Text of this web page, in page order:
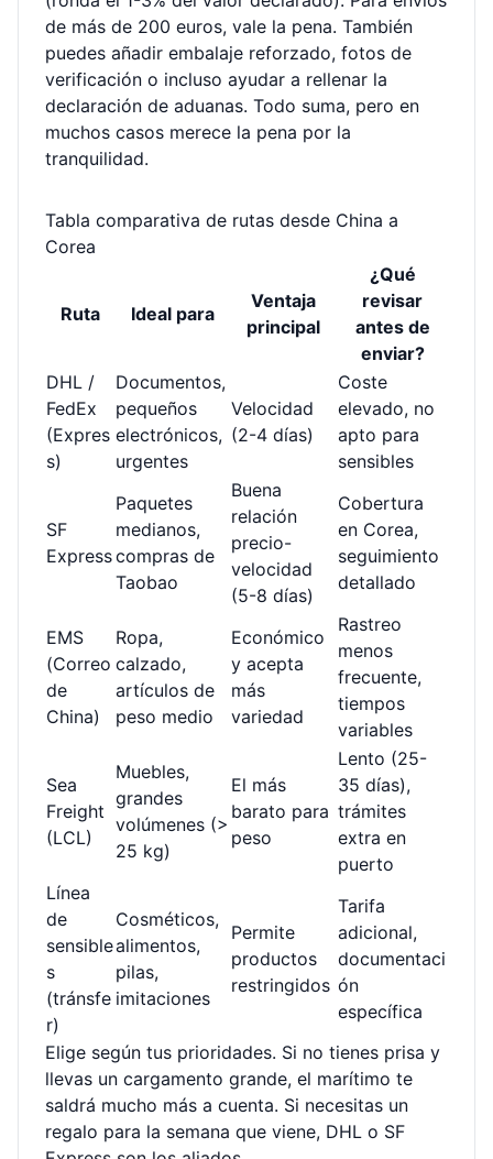
de más de 200 euros, vale la pena. También
puedes añadir embalaje reforzado, fotos de
verificación o incluso ayudar a rellenar la
declaración de aduanas. Todo suma, pero en
muchos casos merece la pena por la
tranquilidad.
Tabla comparativa de rutas desde China a
Corea
Ruta Ideal para
Ventaja
principal
¿Qué
revisar
antes de
enviar?
DHL /
FedEx
(Expres
s)
Documentos,
pequeños
electrónicos,
urgentes
Velocidad
(2-4 días)
Coste
elevado, no
apto para
sensibles
SF
Express
Paquetes
medianos,
compras de
Taobao
Buena
relación
precio-
velocidad
(5-8 días)
Cobertura
en Corea,
seguimiento
detallado
EMS
(Correo
de
China)
Ropa,
calzado,
artículos de
peso medio
Económico
y acepta
más
variedad
Rastreo
menos
frecuente,
tiempos
variables
Sea
Freight
(LCL)
Muebles,
grandes
volúmenes (>
25 kg)
El más
barato para
peso
Lento (25-
35 días),
trámites
extra en
puerto
Línea
de
sensible
s
(tránsfe
r)
Cosméticos,
alimentos,
pilas,
imitaciones
Permite
productos
restringidos
Tarifa
adicional,
documentaci
ón
específica
Elige según tus prioridades. Si no tienes prisa y
llevas un cargamento grande, el marítimo te
saldrá mucho más a cuenta. Si necesitas un
regalo para la semana que viene, DHL o SF